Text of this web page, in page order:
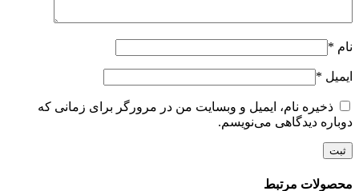
نام *
ایمیل *
ذخیره نام، ایمیل و وبسایت من در مرورگر برای زمانی که
دوباره دیدگاهی می‌نویسم.
محصولات مرتبط